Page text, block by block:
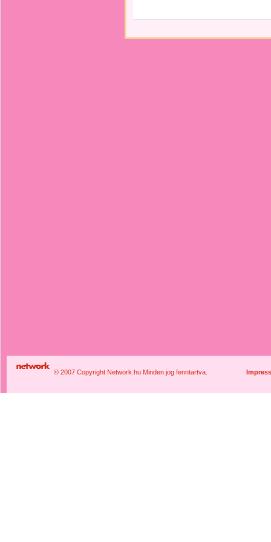
© 2007 Copyright Network.hu Minden jog fenntartva.